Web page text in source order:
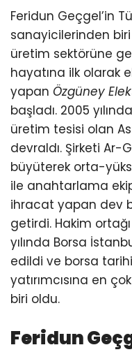
Feridun Geçgel’in
sanayicilerinden
üretim sektörüne
hayatına ilk olarak
yapan Özgüney
başladı. 2005
üretim tesisi olan
devraldı. Şirketi Ar-
büyüterek orta-
ile anahtarlama
ihracat yapan dev
getirdi. Hakim
yılında Borsa
edildi ve borsa
yatırımcısına en
biri oldu.
Feridun